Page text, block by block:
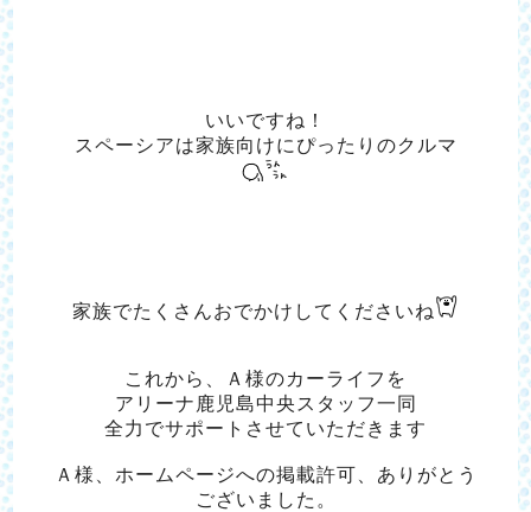
いいですね！
スペーシアは家族向けにぴったりのクルマ
家族でたくさんおでかけしてくださいね
これから、Ａ様のカーライフを
アリーナ鹿児島中央スタッフ一同
全力でサポートさせていただきます
Ａ様、ホームページへの掲載許可、ありがとう
ございました。